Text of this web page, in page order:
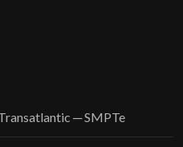
─ SMPTe